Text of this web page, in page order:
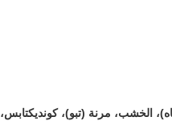
الخشب، مرنة (تبو)، كونديكتابس،